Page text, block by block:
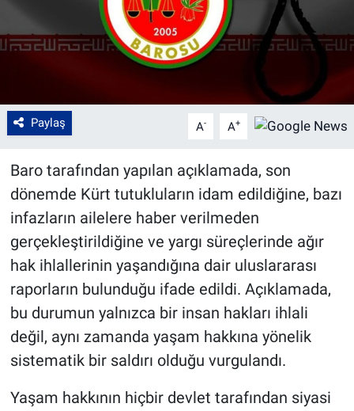
Paylaş A- A+
Baro tarafından yapılan açıklamada, son
dönemde Kürt tutukluların idam edildiğine, bazı
infazların ailelere haber verilmeden
gerçekleştirildiğine ve yargı süreçlerinde ağır
hak ihlallerinin yaşandığına dair uluslararası
raporların bulunduğu ifade edildi. Açıklamada,
bu durumun yalnızca bir insan hakları ihlali
değil, aynı zamanda yaşam hakkına yönelik
sistematik bir saldırı olduğu vurgulandı.
Yaşam hakkının hiçbir devlet tarafından siyasi